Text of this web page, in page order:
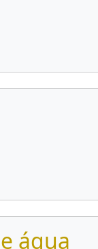
água